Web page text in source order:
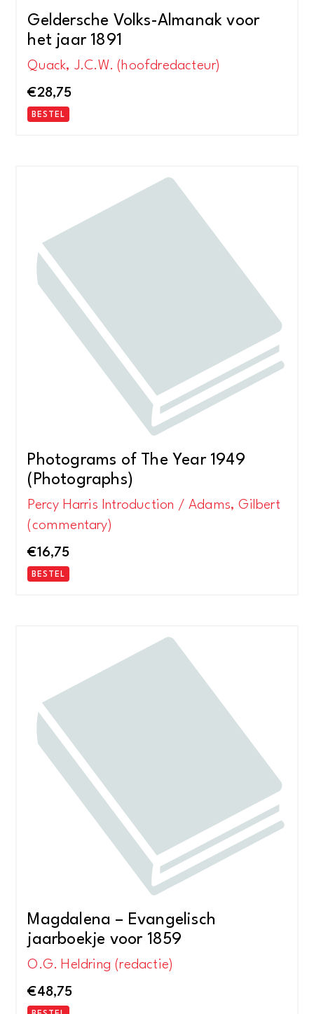
Geldersche Volks-Almanak voor
het jaar 1891
Quack, J.C.W. (hoofdredacteur)
€28,75
BESTEL
Photograms of The Year 1949
(Photographs)
Percy Harris Introduction / Adams, Gilbert
(commentary)
€16,75
BESTEL
Magdalena – Evangelisch
jaarboekje voor 1859
O.G. Heldring (redactie)
€48,75